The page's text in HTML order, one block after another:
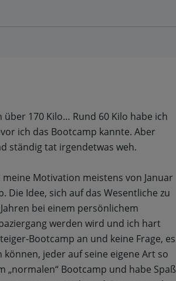
170 Kilo… Rund 60 Kilo habe ich
ich das Bootcamp kannte. Aber
ständig tat irgendetwas weh.
Motivation meistens von Januar
Die Idee, sich auf das Wesentliche zu
bei einem persönlichem
werden wird und ich hart
Bootcamp an und keine Frage, es
jeder auf seine eigene Art so
„normalen“ Bootcamp und habe Spaß